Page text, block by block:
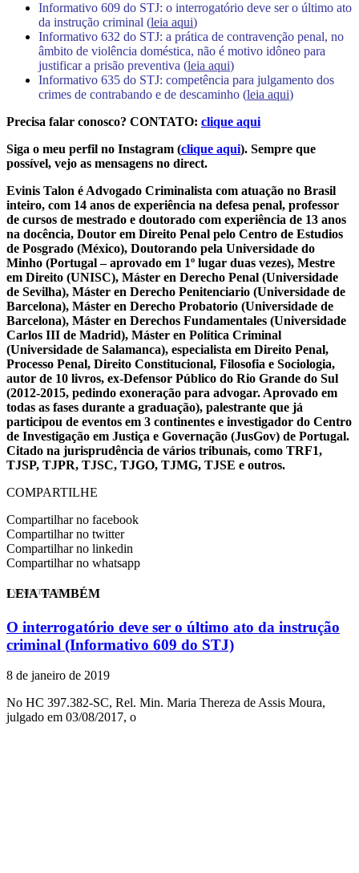
Informativo 609 do STJ: o interrogatório deve ser o último ato
da instrução criminal (leia aqui)
Informativo 632 do STJ: a prática de contravenção penal, no
âmbito de violência doméstica, não é motivo idôneo para
justificar a prisão preventiva (leia aqui)
Informativo 635 do STJ: competência para julgamento dos
crimes de contrabando e de descaminho (leia aqui)
Precisa falar conosco? CONTATO: clique aqui
Siga o meu perfil no Instagram (clique aqui). Sempre que
possível, vejo as mensagens no direct.
Evinis Talon é Advogado Criminalista com atuação no Brasil
inteiro, com 14 anos de experiência na defesa penal, professor
de cursos de mestrado e doutorado com experiência de 13 anos
na docência, Doutor em Direito Penal pelo Centro de Estudios
de Posgrado (México), Doutorando pela Universidade do
Minho (Portugal – aprovado em 1º lugar duas vezes), Mestre
em Direito (UNISC), Máster en Derecho Penal (Universidade
de Sevilha), Máster en Derecho Penitenciario (Universidade de
Barcelona), Máster en Derecho Probatorio (Universidade de
Barcelona), Máster en Derechos Fundamentales (Universidade
Carlos III de Madrid), Máster en Política Criminal
(Universidade de Salamanca), especialista em Direito Penal,
Processo Penal, Direito Constitucional, Filosofia e Sociologia,
autor de 10 livros, ex-Defensor Público do Rio Grande do Sul
(2012-2015, pedindo exoneração para advogar. Aprovado em
todas as fases durante a graduação), palestrante que já
participou de eventos em 3 continentes e investigador do Centro
de Investigação em Justiça e Governação (JusGov) de Portugal.
Citado na jurisprudência de vários tribunais, como TRF1,
TJSP, TJPR, TJSC, TJGO, TJMG, TJSE e outros.
COMPARTILHE
Compartilhar no facebook
Compartilhar no twitter
Compartilhar no linkedin
Compartilhar no whatsapp
EVINIS TALON
LEIA TAMBÉM
O interrogatório deve ser o último ato da instrução
criminal (Informativo 609 do STJ)
8 de janeiro de 2019
No HC 397.382-SC, Rel. Min. Maria Thereza de Assis Moura,
julgado em 03/08/2017, o